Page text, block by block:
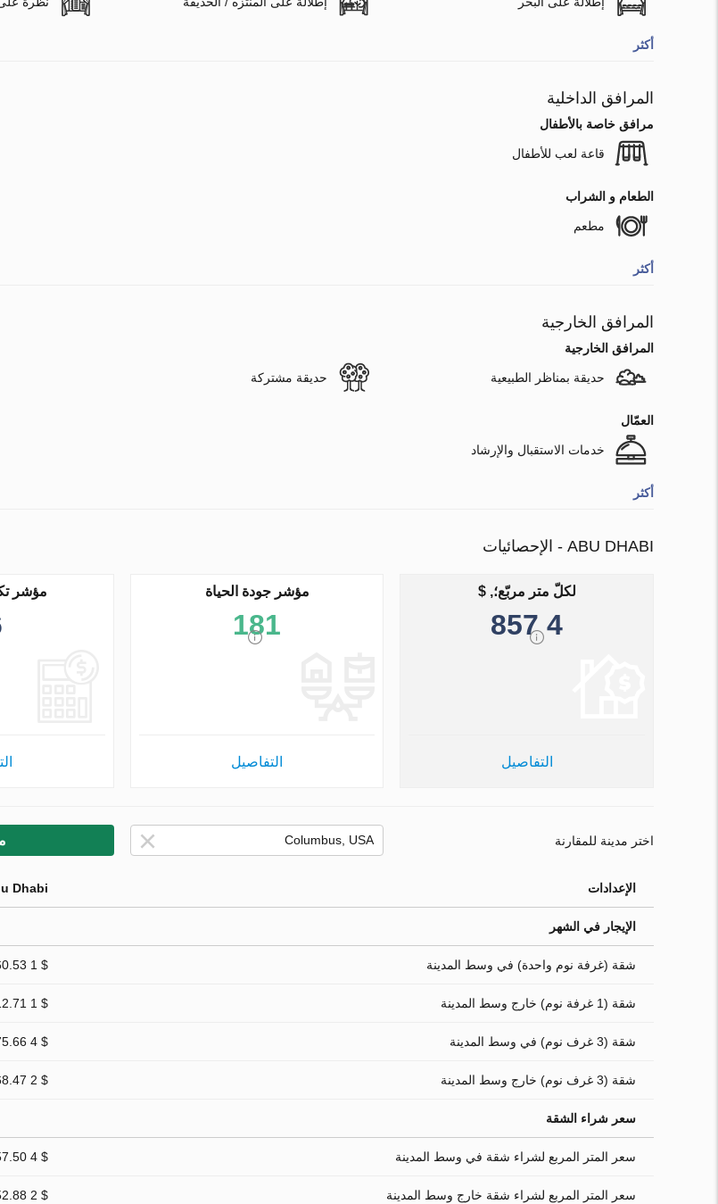
أكثر
المرافق الداخلية
مرافق خاصة بالأطفال
قاعة لعب للأطفال
الطعام و الشراب
مطعم
أكثر
المرافق الخارجية
المرافق الخارجية
حديقة بمناظر الطبيعية حديقة مشتركة
العمّال
خدمات الاستقبال والإرشاد
أكثر
ABU DHABI - الإحصائيات
لكلّ متر مربّع؛, $
4 857
التفاصيل
مؤشر جودة الحياة
181
التفاصيل
مؤشر
اختر مدينة للمقارنة
الإعدادات Dhabi
الإيجار في الشهر
شقة (غرفة نوم واحدة) في وسط المدينة $ 1 960.53
شقة (1 غرفة نوم) خارج وسط المدينة $ 1 312.71
شقة (3 غرف نوم) في وسط المدينة $ 4 075.66
شقة (3 غرف نوم) خارج وسط المدينة $ 2 668.47
سعر شراء الشقة
سعر المتر المربع لشراء شقة في وسط المدينة $ 4 857.50
سعر المتر المربع لشراء شقة خارج وسط المدينة $ 2 852.88